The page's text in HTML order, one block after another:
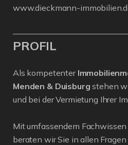
www.dieckmann-
PROFIL
Als kompetenter
Menden & Duisburg stehen
und bei der Vermietung Ihrer
Mit umfassendem
beraten wir Sie in allen Fragen